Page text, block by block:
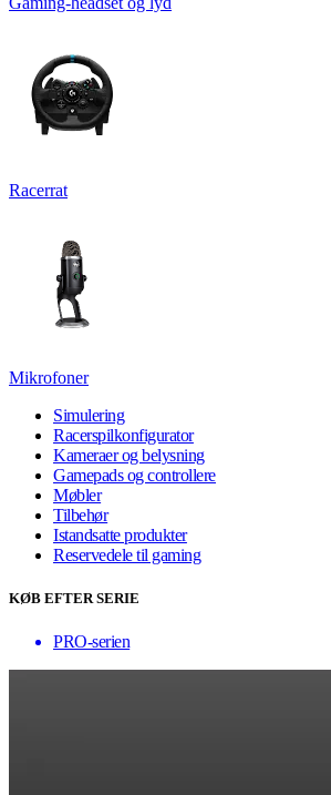
Racerrat
Mikrofoner
Simulering
Racerspilkonfigurator
Kameraer og belysning
Gamepads og controllere
Møbler
Tilbehør
Istandsatte produkter
Reservedele til gaming
KØB EFTER SERIE
PRO-serien